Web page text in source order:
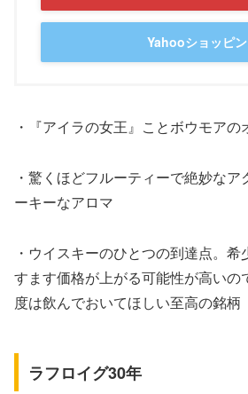
Yahooショッピ
・『アイラの女王』ことボウモア
・驚くほどフルーティーで絶妙な
ーキーなアロマ
・ウイスキーのひとつの到達点。希
すます価格が上がる可能性が高いの
度は飲んでおいてほしい至高の銘柄
ラフロイグ30年